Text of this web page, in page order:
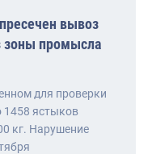
вывоз
зоны промысла
для проверки
1458 ястыков
кг. Нарушение